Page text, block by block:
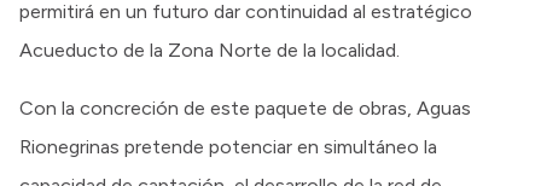
permitirá en un futuro dar continuidad al estratégico
Acueducto de la Zona Norte de la localidad.
Con la concreción de este paquete de obras, Aguas
Rionegrinas pretende potenciar en simultáneo la